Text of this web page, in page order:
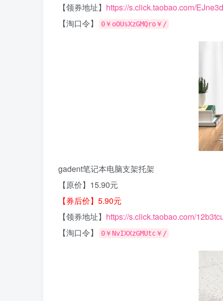
【领券地址】 https://s.click.taobao.com/
【淘口令】
0￥oOUsXzGMQro￥/
gadent笔记本电脑支架托架
【原价】15.90元
【券后价】5.90元
【领券地址】 https://s.click.taobao.com/
【淘口令】
0￥NvIXXzGMUtc￥/